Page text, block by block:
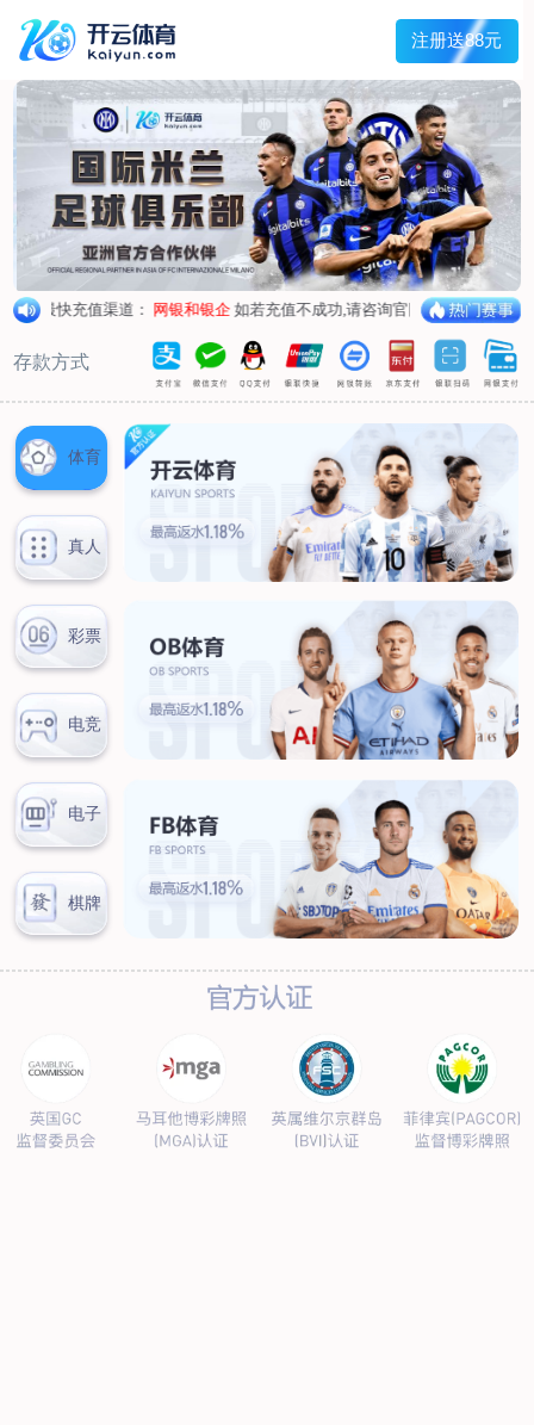
Menu
网站首页
关于我们
产品中心
荣誉资质
厂区设备
人才招聘
新闻中心
销售网点
联系我们